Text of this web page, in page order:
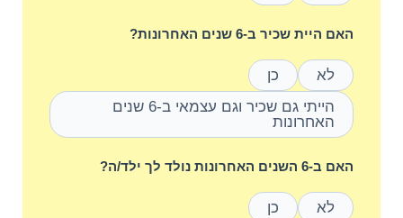
האם היית שכיר ב-6 שנים האחרונות?
לא
כן
הייתי גם שכיר וגם עצמאי ב-6 שנים
האחרונות
האם ב-6 השנים האחרונות נולד לך ילד/ה?
לא כן